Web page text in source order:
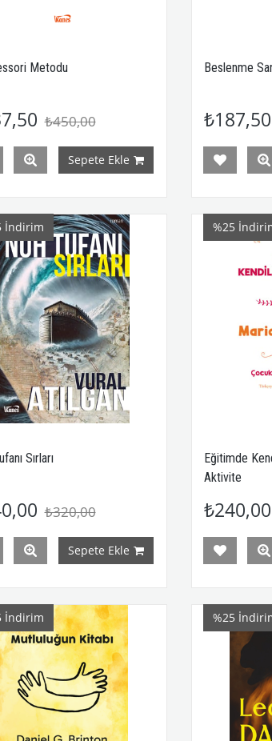
Metodu
₺450,00
Sepete Ekle
Beslenme
₺187,50
Sırları
₺320,00
Sepete Ekle
İndirim
Eğitimde
Aktivite
₺240,00
%25
İndirim %25